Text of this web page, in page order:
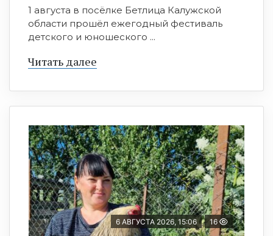
1 августа в посёлке Бетлица Калужской
области прошёл ежегодный фестиваль
детского и юношеского ...
Читать далее
6 АВГУСТА 2026, 15:06 16